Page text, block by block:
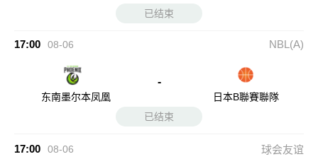
已结束
17:00 08-06 NBL(A)
东南墨尔本凤凰
-
日本B聯賽聯隊
已结束
17:00 08-06 球会友谊